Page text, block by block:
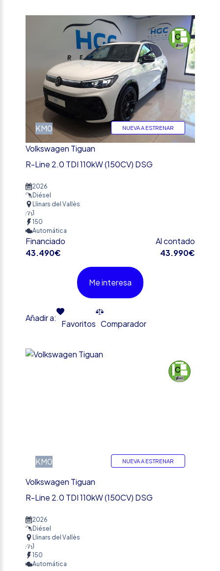
KM0 NUEVA A ESTRENAR
Volkswagen Tiguan
R-Line 2.0 TDI 110kW (150CV) DSG
2026
Diésel
Llinars del Vallès
1
150
Automática
Financiado
43.490€
Al contado
43.990€
Me interesa
Añadir a:
Favoritos Comparador
KM0
%
NUEVA A ESTRENAR
Volkswagen Tiguan
R-Line 2.0 TDI 110kW (150CV) DSG
2026
Diésel
Llinars del Vallès
1
150
Automática